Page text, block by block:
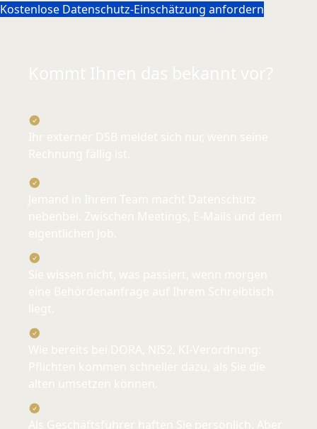
Kostenlose Datenschutz-Einschätzung anfordern
Kommt Ihnen das bekannt vor?
Ihr externer DSB meldet sich nur, wenn seine
Rechnung fällig ist.
Jemand in Ihrem Team macht Datenschutz
nebenbei. Zwischen Meetings, E-Mails und dem
eigentlichen Job.
Sie wissen nicht, was passiert, wenn morgen
eine Behördenanfrage auf Ihrem Schreibtisch
liegt.
Wie bereits bei DORA, NIS2, KI-Verordnung:
Pflichten kommen schneller dazu, als Sie die
alten umsetzen können.
Als Geschäftsführer haften Sie persönlich. Aber